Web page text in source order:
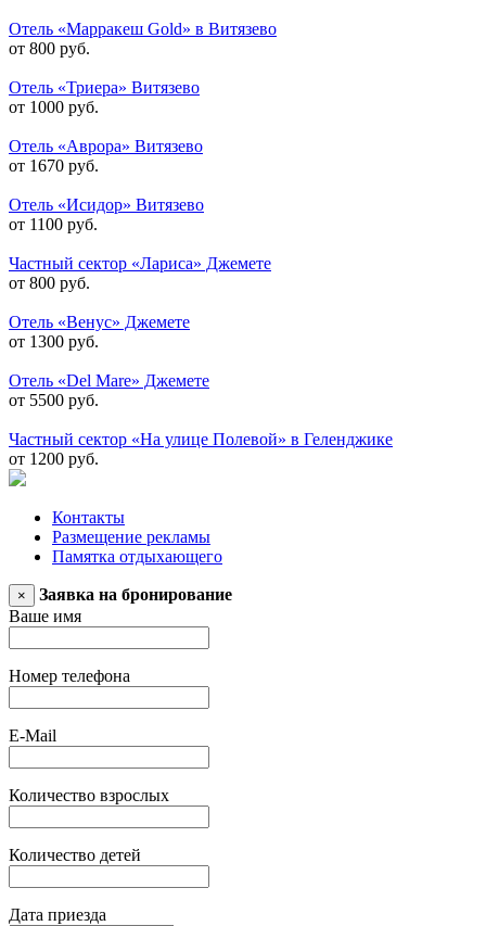
Отель «Марракеш Gold» в Витязево
от 800 руб.
Отель «Триера» Витязево
от 1000 руб.
Отель «Аврора» Витязево
от 1670 руб.
Отель «Исидор» Витязево
от 1100 руб.
Частный сектор «Лариса» Джемете
от 800 руб.
Отель «Венус» Джемете
от 1300 руб.
Отель «Del Mare» Джемете
от 5500 руб.
Частный сектор «На улице Полевой» в Геленджике
от 1200 руб.
Контакты
Размещение рекламы
Памятка отдыхающего
×
Заявка на бронирование
Ваше имя
Номер телефона
E-Mail
Количество взрослых
Количество детей
Дата приезда